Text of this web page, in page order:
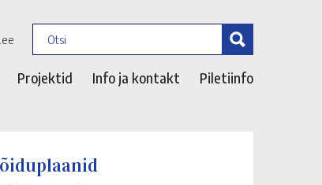
Projektid Info ja kontakt Piletiinfo